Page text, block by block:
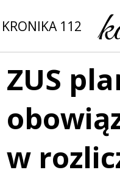
KRONIKA 112
ZUS
w